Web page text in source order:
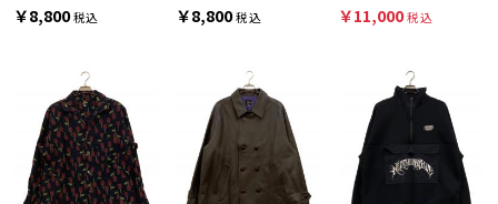
￥8,800税込 ￥8,800税込 ￥11,000税込